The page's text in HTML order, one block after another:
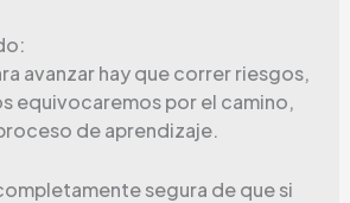
avanzar hay que correr riesgos,
equivocaremos por el camino,
de aprendizaje.
segura de que si